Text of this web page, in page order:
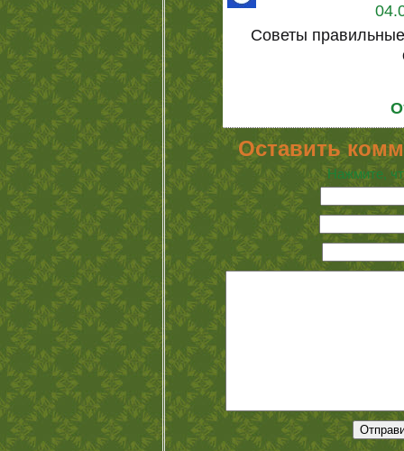
Советы
Оставить
Нажмите,